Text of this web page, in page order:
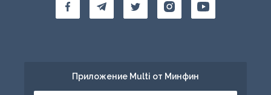
Приложение Multi от Минфин